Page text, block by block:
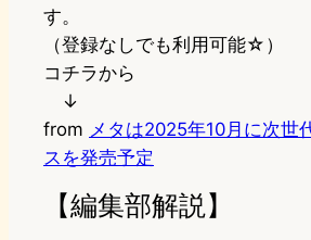
す。
（登録なしでも利用可能☆）
コチラから
↓
from メタは2025年10月に次世
スを発売予定
【編集部解説】